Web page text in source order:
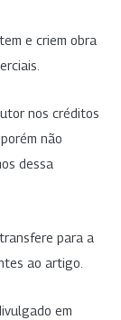
e criem obra
nos créditos
não
dessa
para a
ao artigo.
em